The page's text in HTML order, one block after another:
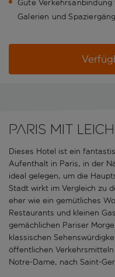
Gute
Galerien und
Paris mit
Dieses Hotel ist ein
Aufenthalt in Paris, in der
ideal gelegen, um die
Stadt wirkt im Vergleich zu
eher wie ein gemütliches
Restaurants und kleinen
gemächlichen Pariser
klassischen
öffentlichen
Notre-Dame, nach Saint-